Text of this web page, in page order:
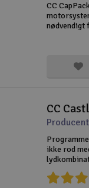
CC
nødvendigt
CC
ikke rod
enkel